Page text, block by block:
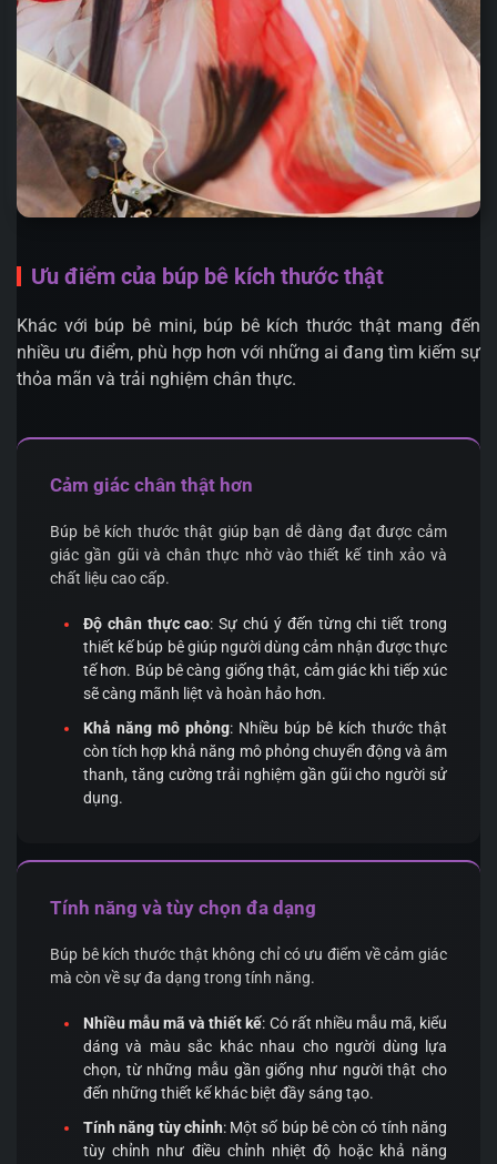
Ưu điểm của búp bê kích thước thật
Khác với búp bê mini, búp bê kích thước thật mang đến
nhiều ưu điểm, phù hợp hơn với những ai đang tìm kiếm sự
thỏa mãn và trải nghiệm chân thực.
Cảm giác chân thật hơn
Búp bê kích thước thật giúp bạn dễ dàng đạt được cảm
giác gần gũi và chân thực nhờ vào thiết kế tinh xảo và
chất liệu cao cấp.
Độ chân thực cao: Sự chú ý đến từng chi tiết trong
thiết kế búp bê giúp người dùng cảm nhận được thực
tế hơn. Búp bê càng giống thật, cảm giác khi tiếp xúc
sẽ càng mãnh liệt và hoàn hảo hơn.
Khả năng mô phỏng: Nhiều búp bê kích thước thật
còn tích hợp khả năng mô phỏng chuyển động và âm
thanh, tăng cường trải nghiệm gần gũi cho người sử
dụng.
Tính năng và tùy chọn đa dạng
Búp bê kích thước thật không chỉ có ưu điểm về cảm giác
mà còn về sự đa dạng trong tính năng.
Nhiều mẫu mã và thiết kế: Có rất nhiều mẫu mã, kiểu
dáng và màu sắc khác nhau cho người dùng lựa
chọn, từ những mẫu gần giống như người thật cho
đến những thiết kế khác biệt đầy sáng tạo.
Tính năng tùy chỉnh: Một số búp bê còn có tính năng
tùy chỉnh như điều chỉnh nhiệt độ hoặc khả năng